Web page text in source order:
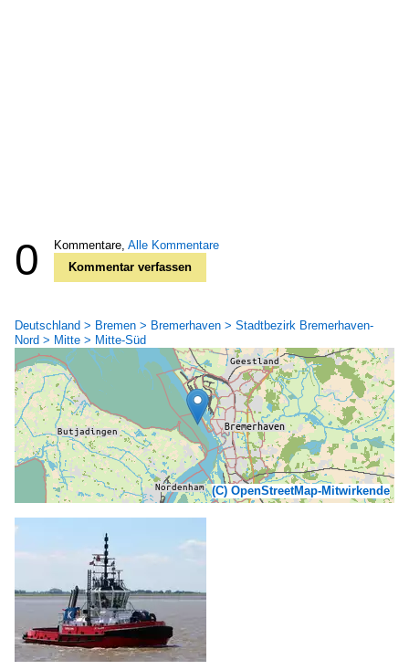
0 Kommentare, Alle Kommentare
Kommentar verfassen
Deutschland > Bremen > Bremerhaven > Stadtbezirk Bremerhaven-
Nord > Mitte > Mitte-Süd
(C) OpenStreetMap-Mitwirkende